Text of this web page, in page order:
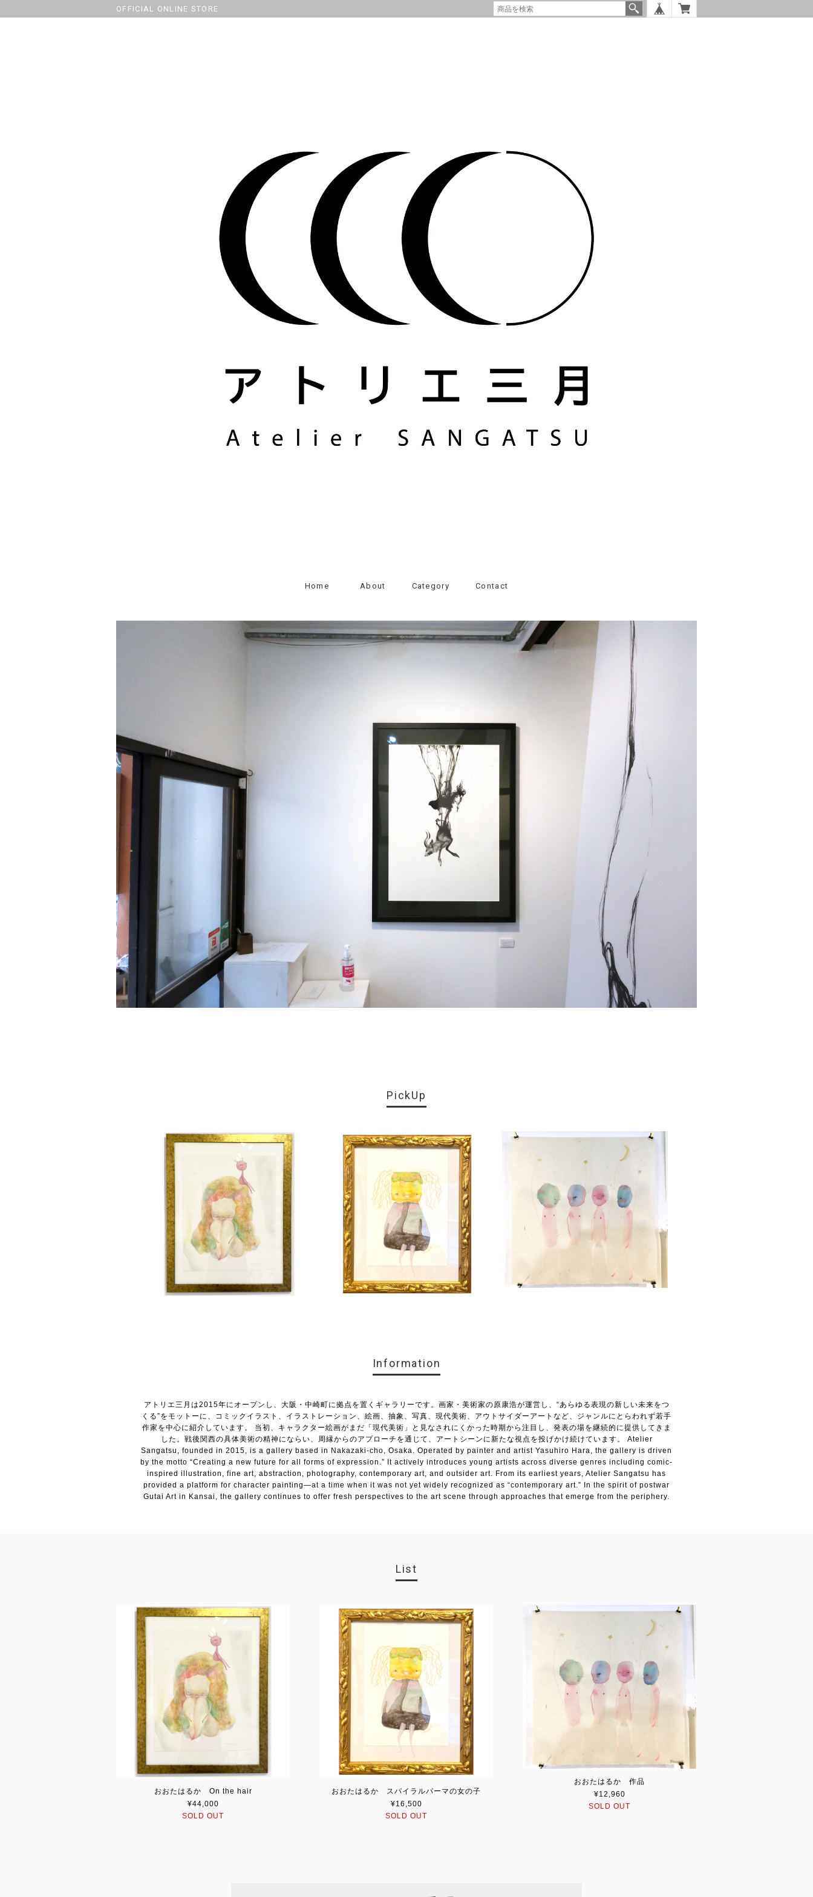
OFFICIAL ONLINE STORE
Home About Category Contact
PickUp
Information
アトリエ三月は2015年にオープンし、大阪・中崎町に拠点を置くギャラリーです。画家・美術家の原康浩が運営し、“あらゆる表現の新しい未来をつ
くる”をモットーに、コミックイラスト、イラストレーション、絵画、抽象、写真、現代美術、アウトサイダーアートなど、ジャンルにとらわれず若手
作家を中心に紹介しています。 当初、キャラクター絵画がまだ「現代美術」と見なされにくかった時期から注目し、発表の場を継続的に提供してきま
した。戦後関西の具体美術の精神にならい、周縁からのアプローチを通じて、アートシーンに新たな視点を投げかけ続けています。 Atelier
Sangatsu, founded in 2015, is a gallery based in Nakazaki-cho, Osaka. Operated by painter and artist Yasuhiro Hara, the gallery is driven
by the motto “Creating a new future for all forms of expression.” It actively introduces young artists across diverse genres including comic-
inspired illustration, fine art, abstraction, photography, contemporary art, and outsider art. From its earliest years, Atelier Sangatsu has
provided a platform for character painting—at a time when it was not yet widely recognized as “contemporary art.” In the spirit of postwar
Gutai Art in Kansai, the gallery continues to offer fresh perspectives to the art scene through approaches that emerge from the periphery.
List
おおたはるか On the hair
¥44,000
SOLD OUT
おおたはるか スパイラルパーマの女の子
¥16,500
SOLD OUT
おおたはるか 作品
¥12,960
SOLD OUT